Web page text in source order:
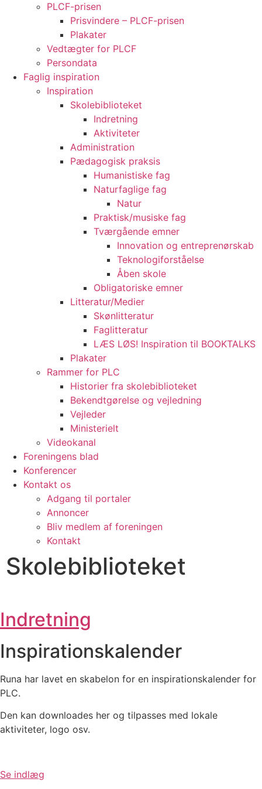
PLCF-prisen
Prisvindere – PLCF-prisen
Plakater
Vedtægter for PLCF
Persondata
Faglig inspiration
Inspiration
Skolebiblioteket
Indretning
Aktiviteter
Administration
Pædagogisk praksis
Humanistiske fag
Naturfaglige fag
Natur
Praktisk/musiske fag
Tværgående emner
Innovation og entreprenørskab
Teknologiforståelse
Åben skole
Obligatoriske emner
Litteratur/Medier
Skønlitteratur
Faglitteratur
LÆS LØS! Inspiration til BOOKTALKS
Plakater
Rammer for PLC
Historier fra skolebiblioteket
Bekendtgørelse og vejledning
Vejleder
Ministerielt
Videokanal
Foreningens blad
Konferencer
Kontakt os
Adgang til portaler
Annoncer
Bliv medlem af foreningen
Kontakt
Skolebiblioteket
Indretning
Inspirationskalender
Runa har lavet en skabelon for en inspirationskalender for
PLC.
Den kan downloades her og tilpasses med lokale
aktiviteter, logo osv.
Se indlæg